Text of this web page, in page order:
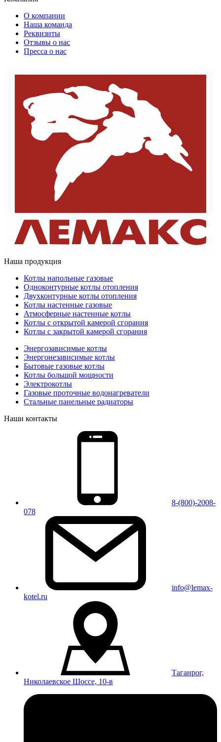
О компании
Наша команда
Реквизиты
Отзывы о нас
Пресса о нас
Наша продукция
Котлы напольные газовые
Одноконтурные котлы отопления
Двухконтурные котлы отопления
Котлы настенные газовые
Атмосферные настенные котлы
Котлы с открытой камерой сгорания
Котлы с закрытой камерой сгорания
Энергозависимые котлы
Энергонезависимые котлы
Бытовые газовые котлы
Котлы большой мощности
Электрокотлы
Газовые проточные водонагреватели
Стальные панельные радиаторы
Наши контакты
8-(800)-2008-
078
info@lemax-
kotel.ru
Таганрог,
Николаевское Шоссе, 10-в